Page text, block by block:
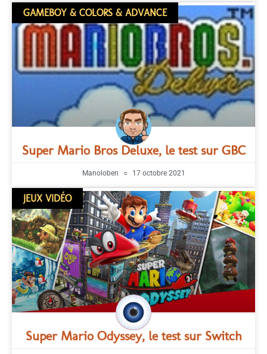
GAMEBOY & COLORS & ADVANCE
Super Mario Bros Deluxe, le test sur GBC
Manoloben 17 octobre 2021
JEUX VIDÉO
Super Mario Odyssey, le test sur Switch